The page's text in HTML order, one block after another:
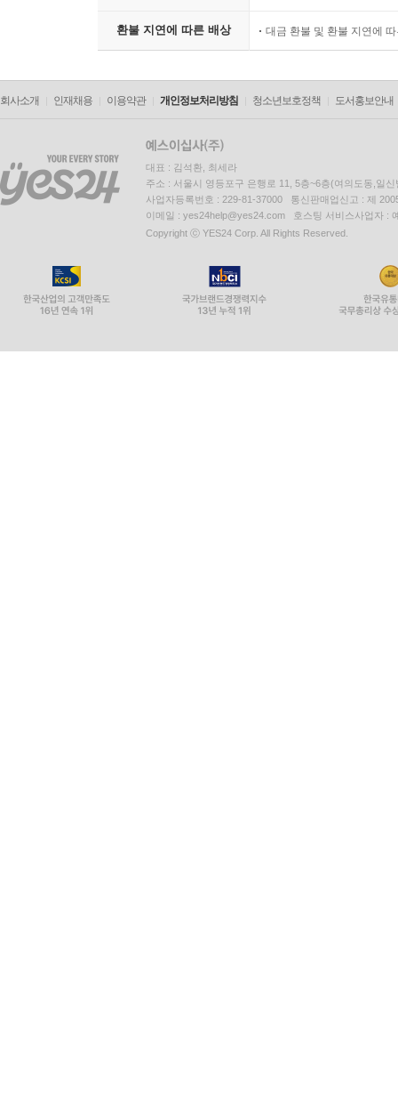
환불 지연에 따른 배상 대금 환불 및 환불 지연에
회사소개 인재채용 이용약관 개인정보처리방침 청소년보호정책 도서홍보안내
대표 : 김석환, 최세라
주소 : 서울시 영등포구 은행로 11, 5층~6층(여의도동,일신
사업자등록번호 : 229-81-37000 통신판매업신고 : 제
이메일 : yes24help@yes24.com 호스팅 서비스사업자 :
Copyright ⓒ YES24 Corp. All Rights Reserved.